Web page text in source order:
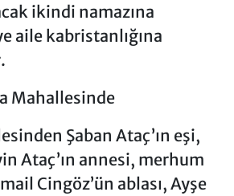
ikindi namazına
aile kabristanlığına
Mahallesinde
Şaban Ataç’ın eşi,
Ataç’ın annesi, merhum
Cingöz’ün ablası, Ayşe